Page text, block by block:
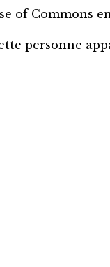
of Commons
personne